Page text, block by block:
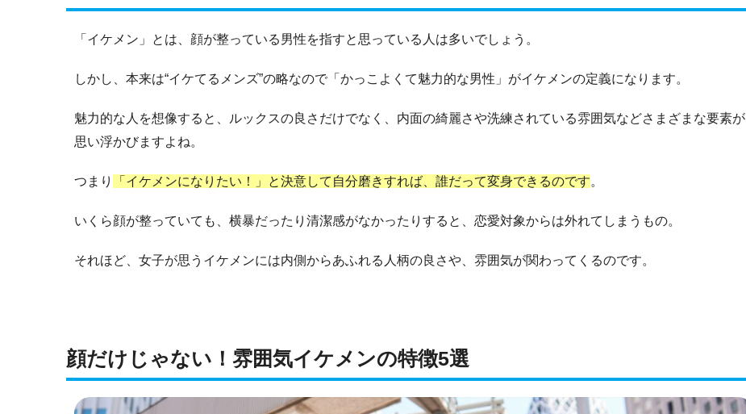
「イケメン」とは、顔が整っている男性を指すと思っている人は多いでしょう。
しかし、本来は“イケてるメンズ”の略なので「かっこよくて魅力的な男性」がイケメンの定義になります。
魅力的な人を想像すると、ルックスの良さだけでなく、内面の綺麗さや洗練されている雰囲気などさまざまな要素が
思い浮かびますよね。
つまり 「イケメンになりたい！」と決意して自分磨きすれば、誰だって変身できるのです。
いくら顔が整っていても、横暴だったり清潔感がなかったりすると、恋愛対象からは外れてしまうもの。
それほど、女子が思うイケメンには内側からあふれる人柄の良さや、雰囲気が関わってくるのです。
顔だけじゃない！雰囲気イケメンの特徴5選